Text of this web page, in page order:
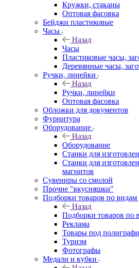
Кружки, стаканы
Оптовая фасовка
Бейджи пластиковые
Часы
Назад
Часы
Пластиковые часы,
Деревянные часы,
Ручки, линейки
Назад
Ручки, линейки
Оптовая фасовка
Обложки для документов
Фурнитура
Оборудование
Назад
Оборудование
Станки для
Станки для
магнитов
Сувениры со смолой
Прочие "вкусняшки"
Подборки товаров по видам
Назад
Подборки товаров по
Реклама
Товары под
Туризм
Фотографы
Медали и кубки